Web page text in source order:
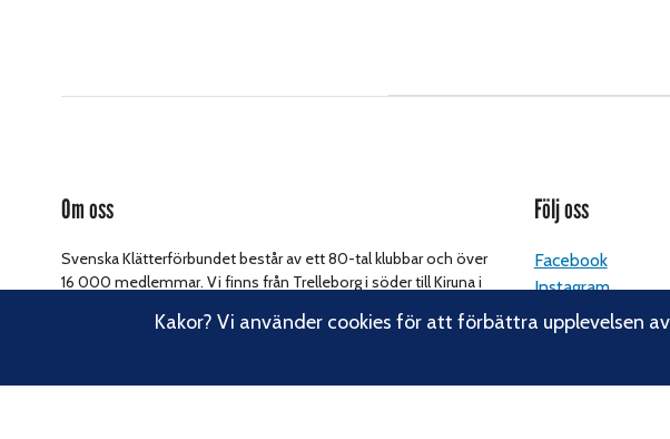
Om oss
Svenska Klätterförbundet består av ett 80-tal klubbar och över
16 000 medlemmar. Vi finns från Trelleborg i söder till Kiruna i
talan, oavsett om du är medlem eller inte.Läs om vårt
Följ oss
Facebook
Instagram
Linkedin
Nyhetsbrev
Kakor? Vi använder cookies för att förbättra upplevelsen